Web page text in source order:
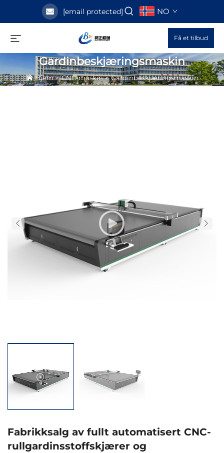
[email protected] NO
Få et tilbud
Gardinbeskjæringsmaskin
Hjem>CNC-maskin>Gardinbeskjæringsmaskin
Fabrikksalg av fullt automatisert CNC-
rullgardinsstoffskjærer og